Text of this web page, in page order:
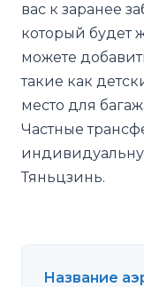
вас к заранее
который будет
можете
такие как
место для
Частные
Тяньцзинь.
Название